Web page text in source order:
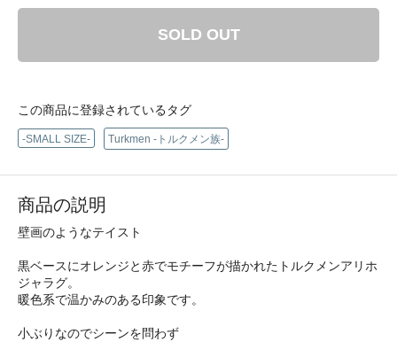
SOLD OUT
この商品に登録されているタグ
-SMALL SIZE- Turkmen -トルクメン族-
商品の説明
壁画のようなテイスト
黒ベースにオレンジと赤でモチーフが描かれたトルクメンアリホ
ジャラグ。
暖色系で温かみのある印象です。
小ぶりなのでシーンを問わず